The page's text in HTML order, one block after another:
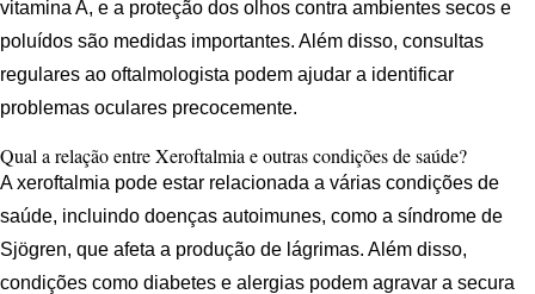
vitamina A, e a proteção dos olhos contra ambientes secos e
poluídos são medidas importantes. Além disso, consultas
regulares ao oftalmologista podem ajudar a identificar
problemas oculares precocemente.
Qual a relação entre Xeroftalmia e outras condições de saúde?
A xeroftalmia pode estar relacionada a várias condições de
saúde, incluindo doenças autoimunes, como a síndrome de
Sjögren, que afeta a produção de lágrimas. Além disso,
condições como diabetes e alergias podem agravar a secura